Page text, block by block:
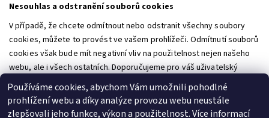
Nesouhlas a odstranění souborů cookies
V případě, že chcete odmítnout nebo odstranit všechny soubory
cookies, můžete to provést ve vašem prohlížeči. Odmítnutí souborů
cookies však bude mít negativní vliv na použitelnost nejen našeho
webu, ale i všech ostatních. Doporučujeme pro váš uživatelský
komfort povolit soubory cookies při návštěvě webových stránek
naší společnosti.
Používáme cookies, abychom Vám umožnili pohodlné
prohlížení webu a díky analýze provozu webu neustále
zlepšovali jeho funkce, výkon a použitelnost. Více informací